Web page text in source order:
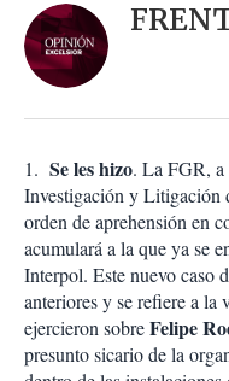
o
n
e
s
o
m
p
a
r
t
i
r
a
r
1. Se les hizo. La FGR, a
Investigación y Litigación
orden de aprehensión en
acumulará a la que ya se
Interpol. Este nuevo caso
anteriores y se refiere a la
ejercieron sobreFelipe
presunto sicario de la